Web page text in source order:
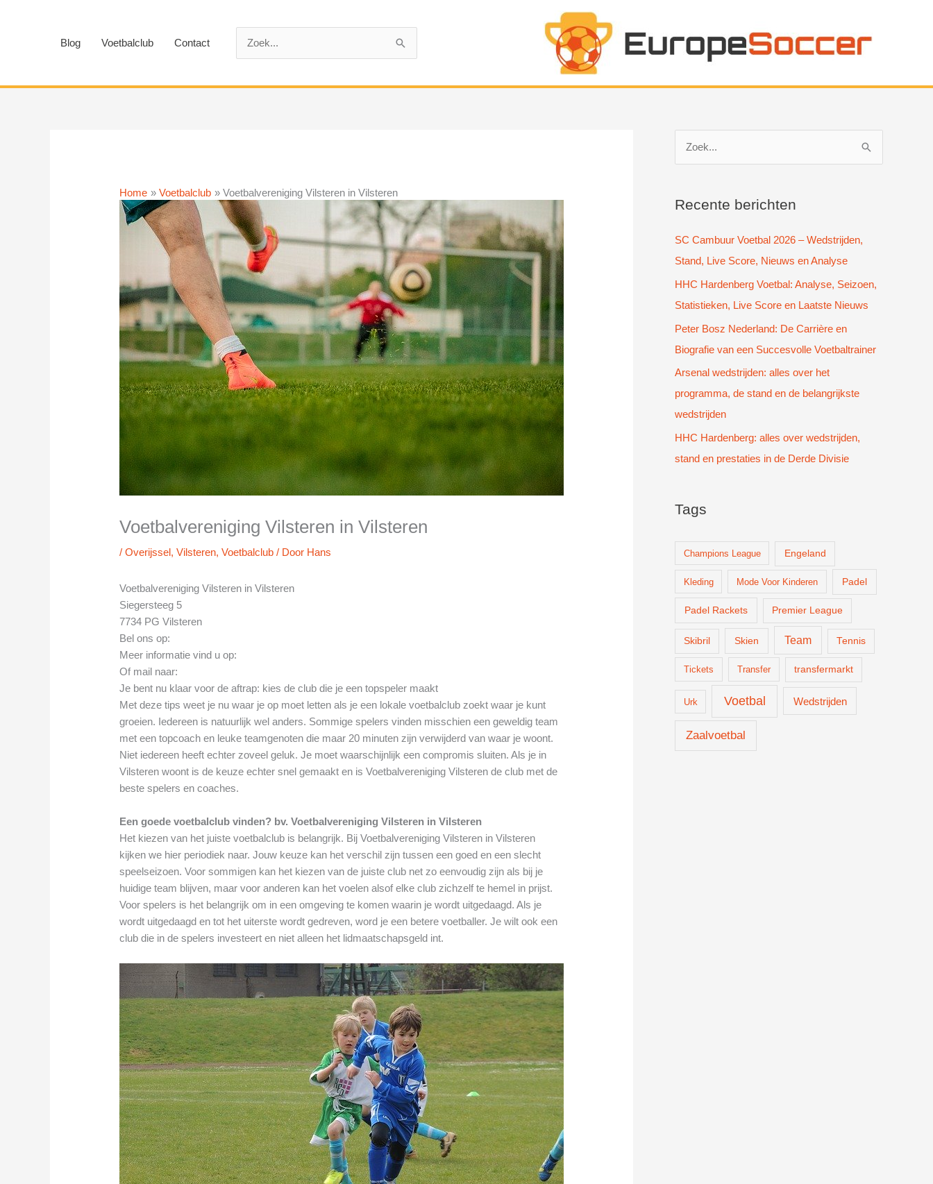
Blog Voetbalclub Contact
Home Voetbalclub Voetbalvereniging Vilsteren in Vilsteren
Voetbalvereniging Vilsteren in Vilsteren
/Overijssel,Vilsteren,Voetbalclub / Door Hans
Voetbalvereniging Vilsteren in Vilsteren
Siegersteeg 5
7734 PG Vilsteren
Bel ons op:
Meer informatie vind u op:
Of mail naar:
Je bent nu klaar voor de aftrap: kies de club die je een topspeler maakt
Met deze tips weet je nu waar je op moet letten als je een lokale voetbalclub zoekt waar je kunt
groeien. Iedereen is natuurlijk wel anders. Sommige spelers vinden misschien een geweldig team
met een topcoach en leuke teamgenoten die maar 20 minuten zijn verwijderd van waar je woont.
Niet iedereen heeft echter zoveel geluk. Je moet waarschijnlijk een compromis sluiten. Als je in
Vilsteren woont is de keuze echter snel gemaakt en is Voetbalvereniging Vilsteren de club met de
beste spelers en coaches.
Een goede voetbalclub vinden? bv. Voetbalvereniging Vilsteren in Vilsteren
Het kiezen van het juiste voetbalclub is belangrijk. Bij Voetbalvereniging Vilsteren in Vilsteren
kijken we hier periodiek naar. Jouw keuze kan het verschil zijn tussen een goed en een slecht
speelseizoen. Voor sommigen kan het kiezen van de juiste club net zo eenvoudig zijn als bij je
huidige team blijven, maar voor anderen kan het voelen alsof elke club zichzelf te hemel in prijst.
Voor spelers is het belangrijk om in een omgeving te komen waarin je wordt uitgedaagd. Als je
wordt uitgedaagd en tot het uiterste wordt gedreven, word je een betere voetballer. Je wilt ook een
club die in de spelers investeert en niet alleen het lidmaatschapsgeld int.
k
a
a
r
:
Recente berichten
SC Cambuur Voetbal 2026 – Wedstrijden,
Stand, Live Score, Nieuws en Analyse
HHC Hardenberg Voetbal: Analyse, Seizoen,
Statistieken, Live Score en Laatste Nieuws
Peter Bosz Nederland: De Carrière en
Biografie van een Succesvolle Voetbaltrainer
Arsenal wedstrijden: alles over het
programma, de stand en de belangrijkste
wedstrijden
HHC Hardenberg: alles over wedstrijden,
stand en prestaties in de Derde Divisie
Tags
Champions League Engeland
Kleding Mode Voor Kinderen Padel
Padel Rackets Premier League
Skibril Skien Team Tennis
Tickets Transfer transfermarkt
Urk Voetbal Wedstrijden
Zaalvoetbal